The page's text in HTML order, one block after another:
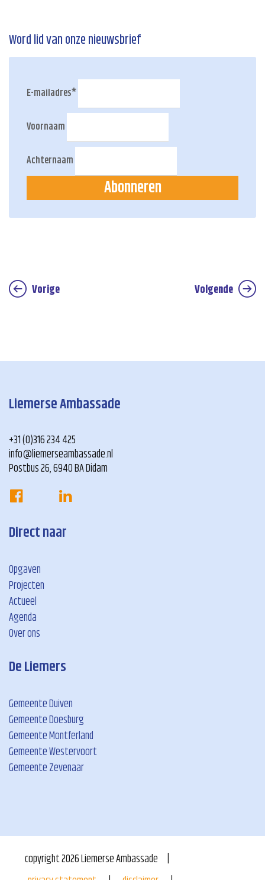
Word lid van onze nieuwsbrief
E-mailadres*
Voornaam
Achternaam
Abonneren
Vorige Volgende
Liemerse Ambassade
+31 (0)316 234 425
info@liemerseambassade.nl
Postbus 26, 6940 BA Didam
Direct naar
Opgaven
Projecten
Actueel
Agenda
Over ons
De Liemers
Gemeente Duiven
Gemeente Doesburg
Gemeente Montferland
Gemeente Westervoort
Gemeente Zevenaar
copyright2026Liemerse Ambassade